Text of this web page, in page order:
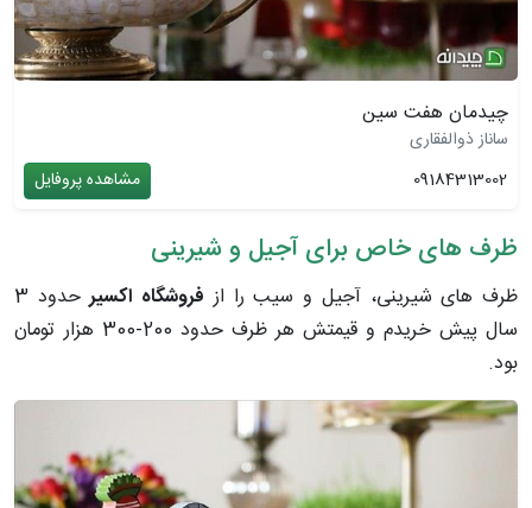
چیدمان هفت سین
ساناز ذوالفقاری
09184313002
مشاهده پروفایل
ظرف های خاص برای آجیل و شیرینی
ظرف های شیرینی، آجیل و سیب را از فروشگاه اکسیر
حدود 3
سال پیش خریدم و قیمتش هر ظرف حدود 200-300 هزار تومان
بود.